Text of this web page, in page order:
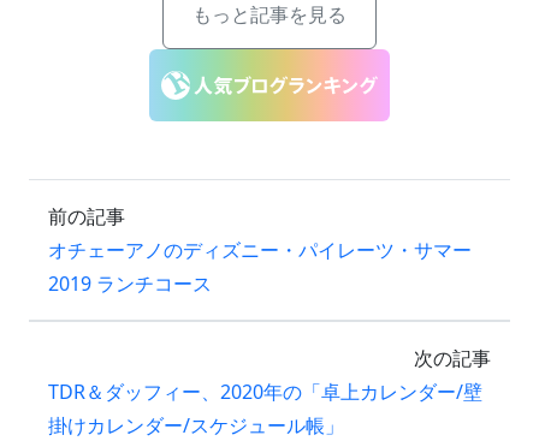
もっと記事を見る
前の記事
オチェーアノのディズニー・パイレーツ・サマー
2019 ランチコース
次の記事
TDR＆ダッフィー、2020年の「卓上カレンダー/壁
掛けカレンダー/スケジュール帳」